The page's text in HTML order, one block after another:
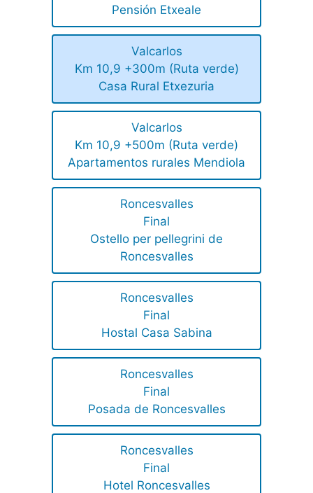
Pensión Etxeale
Valcarlos
Km 10,9 +300m (Ruta verde)
Casa Rural Etxezuria
Valcarlos
Km 10,9 +500m (Ruta verde)
Apartamentos rurales Mendiola
Roncesvalles
Final
Ostello per pellegrini de
Roncesvalles
Roncesvalles
Final
Hostal Casa Sabina
Roncesvalles
Final
Posada de Roncesvalles
Roncesvalles
Final
Hotel Roncesvalles